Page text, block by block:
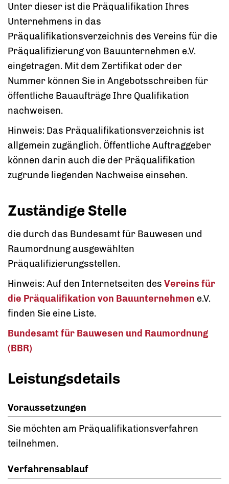
Unter dieser ist die Präqualifikation Ihres
Unternehmens in das
Präqualifikationsverzeichnis des Vereins für die
Präqualifizierung von Bauunternehmen e.V.
eingetragen. Mit dem Zertifikat oder der
Nummer können Sie in Angebotsschreiben für
öffentliche Bauaufträge Ihre Qualifikation
nachweisen.
Hinweis: Das Präqualifikationsverzeichnis ist
allgemein zugänglich. Öffentliche Auftraggeber
können darin auch die der Präqualifikation
zugrunde liegenden Nachweise einsehen.
Zuständige Stelle
die durch das Bundesamt für Bauwesen und
Raumordnung ausgewählten
Präqualifizierungsstellen.
Hinweis: Auf den Internetseiten des Vereins für
die Präqualifikation von Bauunternehmen e.V.
finden Sie eine Liste.
Bundesamt für Bauwesen und Raumordnung
(BBR)
Leistungsdetails
Voraussetzungen
Sie möchten am Präqualifikationsverfahren
teilnehmen.
Verfahrensablauf